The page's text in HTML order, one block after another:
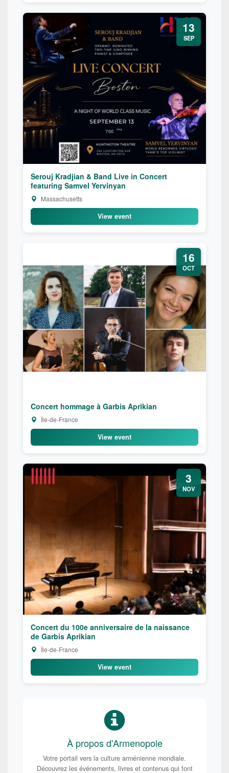
13
SEP
Serouj Kradjian & Band Live in Concert
featuring Samvel Yervinyan
Massachusetts
View event
16
OCT
Concert hommage à Garbis Aprikian
Île-de-France
View event
3
NOV
Concert du 100e anniversaire de la naissance
de Garbis Aprikian
Île-de-France
View event
À propos d'Armenopole
Votre portail vers la culture arménienne mondiale.
Découvrez les événements, livres et contenus qui font